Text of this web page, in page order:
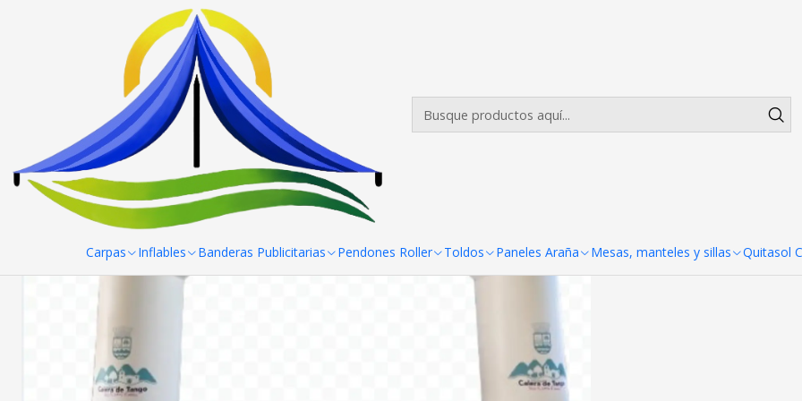
Carpas Inflables Banderas Publicitarias Pendones Roller Toldos Paneles Araña Mesas, manteles y sillas Quitasol
Trabajos hechos ARCO META CALERA DE TANGO 6X4X1 MT
|
ARCO META